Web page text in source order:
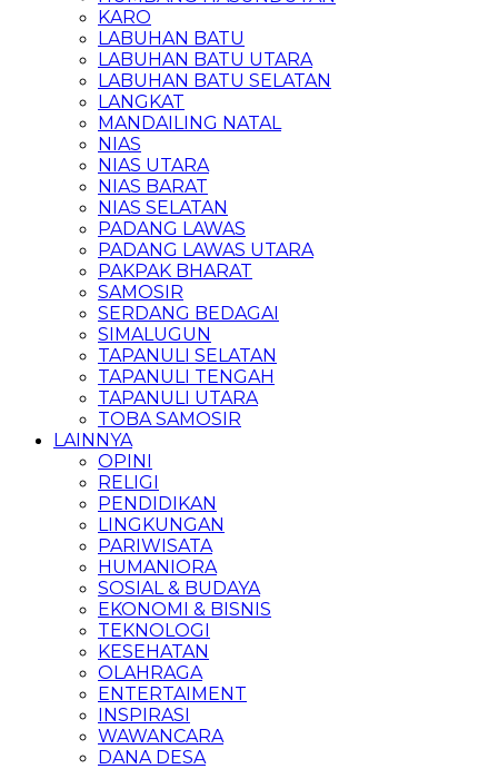
KARO
LABUHAN BATU
LABUHAN BATU UTARA
LABUHAN BATU SELATAN
LANGKAT
MANDAILING NATAL
NIAS
NIAS UTARA
NIAS BARAT
NIAS SELATAN
PADANG LAWAS
PADANG LAWAS UTARA
PAKPAK BHARAT
SAMOSIR
SERDANG BEDAGAI
SIMALUGUN
TAPANULI SELATAN
TAPANULI TENGAH
TAPANULI UTARA
TOBA SAMOSIR
LAINNYA
OPINI
RELIGI
PENDIDIKAN
LINGKUNGAN
PARIWISATA
HUMANIORA
SOSIAL & BUDAYA
EKONOMI & BISNIS
TEKNOLOGI
KESEHATAN
OLAHRAGA
ENTERTAIMENT
INSPIRASI
WAWANCARA
DANA DESA